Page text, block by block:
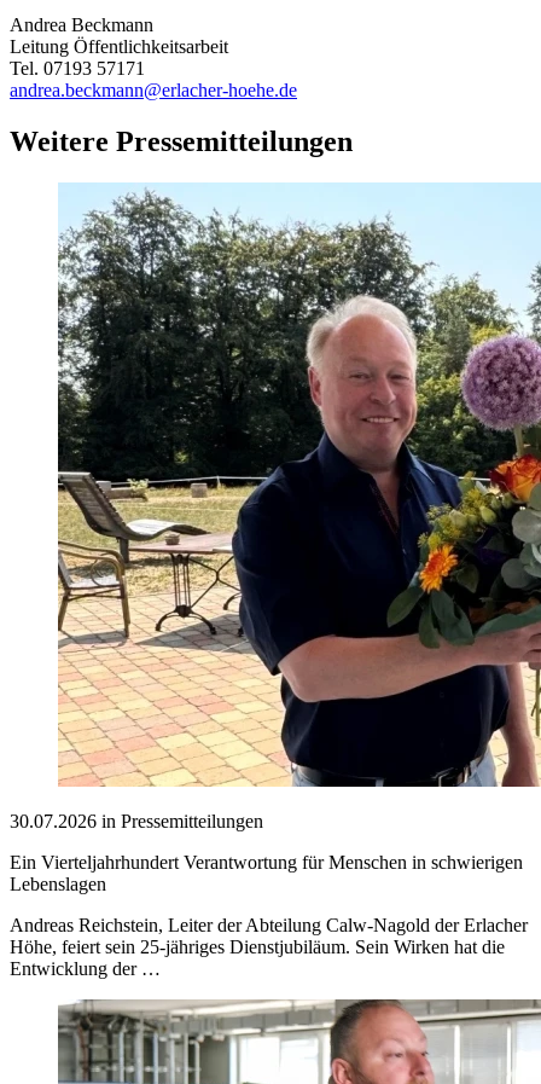
Andrea Beckmann
Leitung Öffentlichkeitsarbeit
Tel. 07193 57171
andrea.beckmann@erlacher-hoehe.de
Weitere Pressemitteilungen
30.07.2026 in Pressemitteilungen
Ein Vierteljahrhundert Verantwortung für Menschen in schwierigen
Lebenslagen
Andreas Reichstein, Leiter der Abteilung Calw-Nagold der Erlacher
Höhe, feiert sein 25-jähriges Dienstjubiläum. Sein Wirken hat die
Entwicklung der …